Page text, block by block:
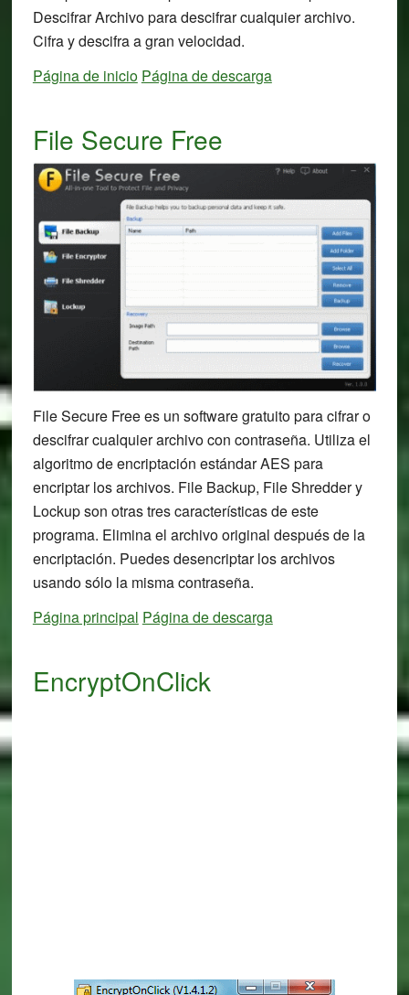
Descifrar Archivo para descifrar cualquier archivo.
Cifra y descifra a gran velocidad.
Página de inicio Página de descarga
File Secure Free
File Secure Free es un software gratuito para cifrar o
descifrar cualquier archivo con contraseña. Utiliza el
algoritmo de encriptación estándar AES para
encriptar los archivos. File Backup, File Shredder y
Lockup son otras tres características de este
programa. Elimina el archivo original después de la
encriptación. Puedes desencriptar los archivos
usando sólo la misma contraseña.
Página principal Página de descarga
EncryptOnClick